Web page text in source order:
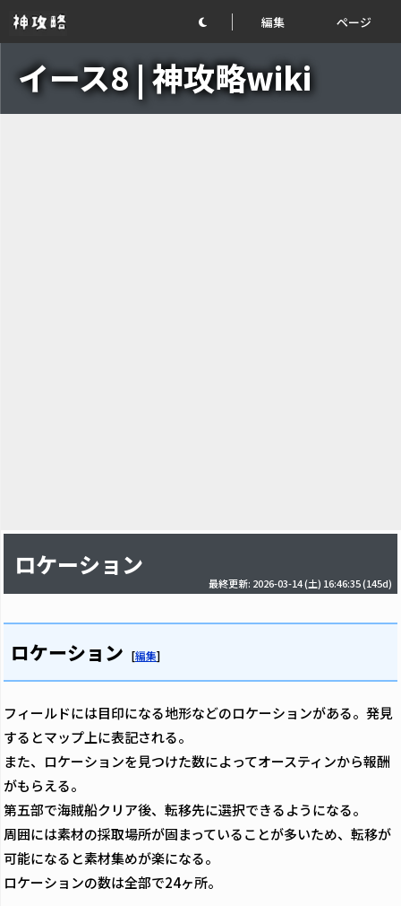
編集 ページ
イース8 | 神攻略wiki
ロケーション
最終更新: 2026-03-14 (土) 16:46:35(145d)
ロケーション [編集]
フィールドには目印になる地形などのロケーションがある。発見
するとマップ上に表記される。
また、ロケーションを見つけた数によってオースティンから報酬
がもらえる。
第五部で海賊船クリア後、転移先に選択できるようになる。
周囲には素材の採取場所が固まっていることが多いため、転移が
可能になると素材集めが楽になる。
ロケーションの数は全部で24ヶ所。